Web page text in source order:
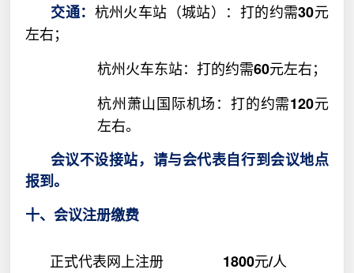
交通： 杭州火车站（城站）：打的约需30元
左右；
杭州火车东站：打的约需60元左右；
杭州萧山国际机场：打的约需120元
左右。
会议不设接站，请与会代表自行到会议地点
报到。
十、会议注册缴费
正式代表网上注册 1800元/人